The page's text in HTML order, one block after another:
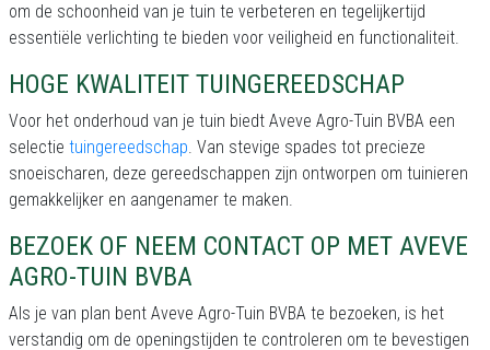
om de schoonheid van je tuin te verbeteren en tegelijkertijd
essentiële verlichting te bieden voor veiligheid en functionaliteit.
HOGE KWALITEIT TUINGEREEDSCHAP
Voor het onderhoud van je tuin biedt Aveve Agro-Tuin BVBA een
selectie tuingereedschap. Van stevige spades tot precieze
snoeischaren, deze gereedschappen zijn ontworpen om tuinieren
gemakkelijker en aangenamer te maken.
BEZOEK OF NEEM CONTACT OP MET AVEVE
AGRO-TUIN BVBA
Als je van plan bent Aveve Agro-Tuin BVBA te bezoeken, is het
verstandig om de openingstijden te controleren om te bevestigen